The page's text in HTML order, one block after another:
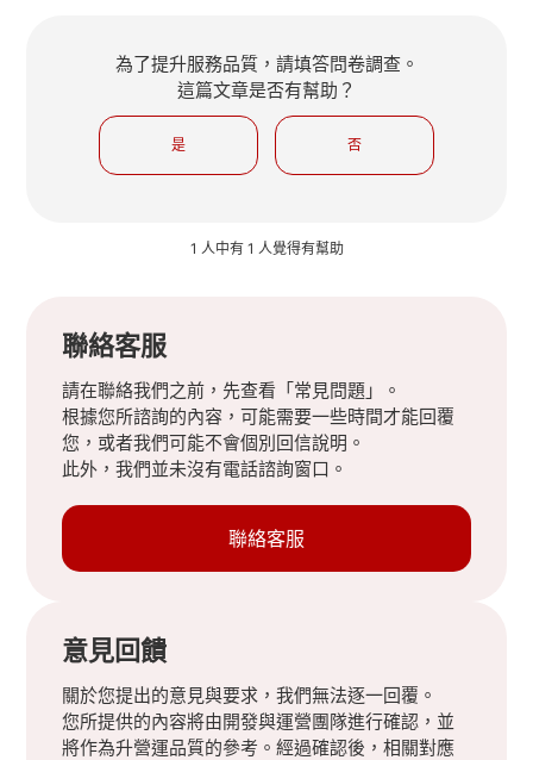
為了提升服務品質，請填答問卷調查。
這篇文章是否有幫助？
是 否
1 人中有 1 人覺得有幫助
聯絡客服
請在聯絡我們之前，先查看「常見問題」。
根據您所諮詢的內容，可能需要一些時間才能回覆
您，或者我們可能不會個別回信說明。
此外，我們並未沒有電話諮詢窗口。
聯絡客服
意見回饋
關於您提出的意見與要求，我們無法逐一回覆。
您所提供的內容將由開發與運營團隊進行確認，並
將作為升營運品質的參考。經過確認後，相關對應